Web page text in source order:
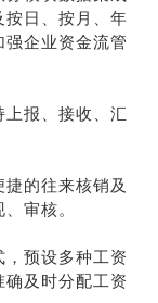
日、按月、年
企业资金流管
报、接收、汇
的往来核销及
审核。
预设多种工资
及时分配工资